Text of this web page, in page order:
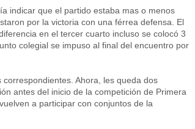
indicar que el partido estaba mas o menos
por la victoria con una férrea defensa. El
en el tercer cuarto incluso se colocó 3
colegial se impuso al final del encuentro por
Ahora, les queda dos
antes del inicio de la competición de Primera
a participar con conjuntos de la